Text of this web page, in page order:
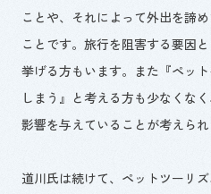
ことや、それによって外出を諦
ことです。旅行を阻害する要因
挙げる方もいます。また『ペッ
しまう』と考える方も少なくな
影響を与えていることが考えられ
道川氏は続けて、ペットツーリ